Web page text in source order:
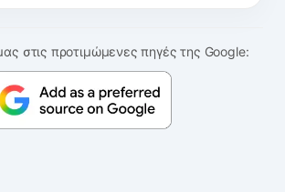
στις προτιμώμενες πηγές της Google: